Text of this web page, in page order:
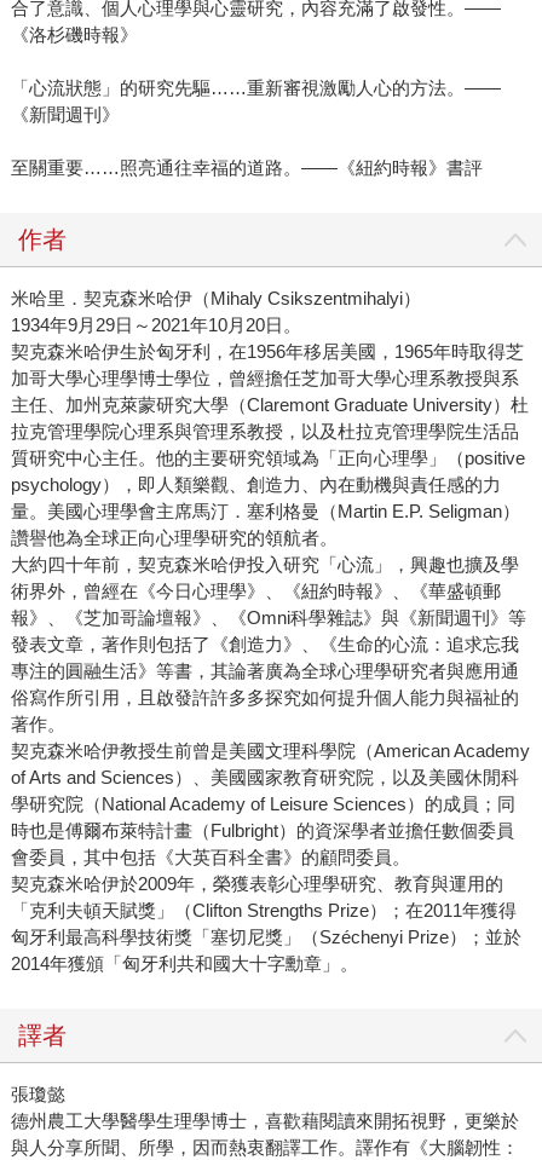
合了意識、個人心理學與心靈研究，內容充滿了啟發性。——
《洛杉磯時報》
「心流狀態」的研究先驅……重新審視激勵人心的方法。——
《新聞週刊》
至關重要……照亮通往幸福的道路。——《紐約時報》書評
作者
米哈里．契克森米哈伊（Mihaly Csikszentmihalyi）
1934年9月29日～2021年10月20日。
契克森米哈伊生於匈牙利，在1956年移居美國，1965年時取得芝
加哥大學心理學博士學位，曾經擔任芝加哥大學心理系教授與系
主任、加州克萊蒙研究大學（Claremont Graduate University）杜
拉克管理學院心理系與管理系教授，以及杜拉克管理學院生活品
質研究中心主任。他的主要研究領域為「正向心理學」（positive
psychology），即人類樂觀、創造力、內在動機與責任感的力
量。美國心理學會主席馬汀．塞利格曼（Martin E.P. Seligman）
讚譽他為全球正向心理學研究的領航者。
大約四十年前，契克森米哈伊投入研究「心流」，興趣也擴及學
術界外，曾經在《今日心理學》、《紐約時報》、《華盛頓郵
報》、《芝加哥論壇報》、《Omni科學雜誌》與《新聞週刊》等
發表文章，著作則包括了《創造力》、《生命的心流：追求忘我
專注的圓融生活》等書，其論著廣為全球心理學研究者與應用通
俗寫作所引用，且啟發許許多多探究如何提升個人能力與福祉的
著作。
契克森米哈伊教授生前曾是美國文理科學院（American Academy
of Arts and Sciences）、美國國家教育研究院，以及美國休閒科
學研究院（National Academy of Leisure Sciences）的成員；同
時也是傅爾布萊特計畫（Fulbright）的資深學者並擔任數個委員
會委員，其中包括《大英百科全書》的顧問委員。
契克森米哈伊於2009年，榮獲表彰心理學研究、教育與運用的
「克利夫頓天賦獎」（Clifton Strengths Prize）；在2011年獲得
匈牙利最高科學技術獎「塞切尼獎」（Széchenyi Prize）；並於
2014年獲頒「匈牙利共和國大十字勳章」。
譯者
張瓊懿
德州農工大學醫學生理學博士，喜歡藉閱讀來開拓視野，更樂於
與人分享所聞、所學，因而熱衷翻譯工作。譯作有《大腦韌性：